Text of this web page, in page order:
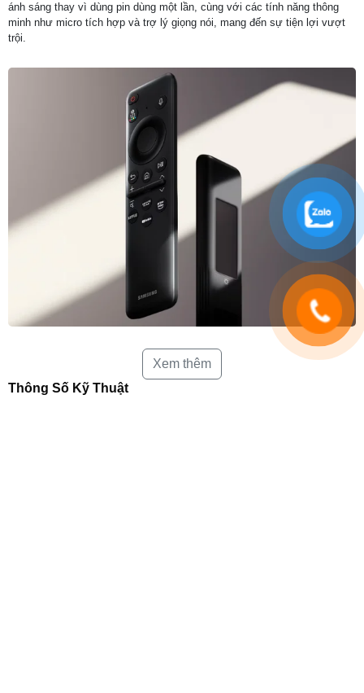
ánh sáng thay vì dùng pin dùng một lần, cùng với các tính năng thông
minh như micro tích hợp và trợ lý giọng nói, mang đến sự tiện lợi vượt
trội.
Xem thêm
Thông Số Kỹ Thuật